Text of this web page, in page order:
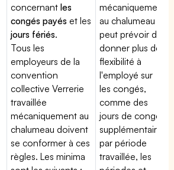
concernantles
congés payés et les
jours fériés.
Tous les
employeurs de la
convention
collective Verrerie
travaillée
mécaniquement au
chalumeau doivent
se conformer à ces
règles. Les minima
mécaniquement
au chalumeau
peut prévoir de
donner plus de
flexibilité à
l'employé sur
les congés,
comme des
jours de congé
supplémentaires
par période
travaillée, les